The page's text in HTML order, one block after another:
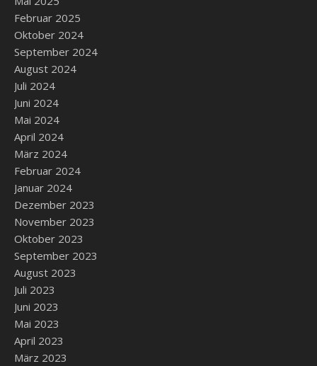
Februar 2025
Oktober 2024
September 2024
August 2024
Juli 2024
Juni 2024
Mai 2024
April 2024
März 2024
Februar 2024
Januar 2024
Dezember 2023
November 2023
Oktober 2023
September 2023
August 2023
Juli 2023
Juni 2023
Mai 2023
April 2023
März 2023